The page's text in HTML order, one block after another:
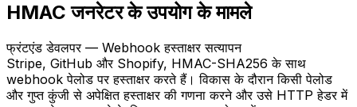
HMAC जनरेटर के उपयोग के मामले
फ्रंटएंड डेवलपर — Webhook हस्ताक्षर सत्यापन
Stripe, GitHub और Shopify, HMAC-SHA256 के साथ
webhook पेलोड पर हस्ताक्षर करते हैं। विकास के दौरान किसी पेलोड
और गुप्त कुंजी से अपेक्षित हस्ताक्षर की गणना करने और उसे HTTP हेडर में